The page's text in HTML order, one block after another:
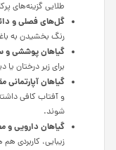
طلایی گزینه‌های
گل‌های فصلی و
رنگ بخشیدن به
گیاهان پوششی و
برای زیر درختان یا
گیاهان آپارتمانی
و آفتاب کافی
شوند.
گیاهان دارویی و
زیبایی، کاربردی